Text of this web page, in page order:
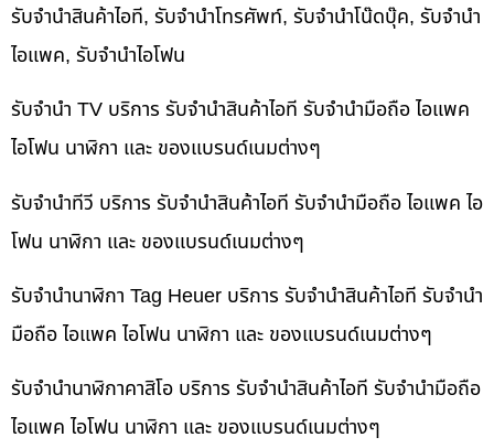
รับจำนำสินค้าไอที, รับจำนำโทรศัพท์, รับจำนำโน๊ดบุ๊ค, รับจำนำ
ไอแพค, รับจำนำไอโฟน
รับจำนำ TV บริการ รับจำนำสินค้าไอที รับจำนำมือถือ ไอแพค
ไอโฟน นาฬิกา และ ของแบรนด์เนมต่างๆ
รับจำนำทีวี บริการ รับจำนำสินค้าไอที รับจำนำมือถือ ไอแพค ไอ
โฟน นาฬิกา และ ของแบรนด์เนมต่างๆ
รับจำนำนาฬิกา Tag Heuer บริการ รับจำนำสินค้าไอที รับจำนำ
มือถือ ไอแพค ไอโฟน นาฬิกา และ ของแบรนด์เนมต่างๆ
รับจำนำนาฬิกาคาสิโอ บริการ รับจำนำสินค้าไอที รับจำนำมือถือ
ไอแพค ไอโฟน นาฬิกา และ ของแบรนด์เนมต่างๆ